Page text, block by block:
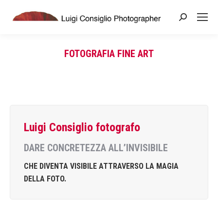
Search:
FOTOGRAFIA FINE ART
Luigi Consiglio fotografo
DARE CONCRETEZZA ALL’INVISIBILE
CHE DIVENTA VISIBILE ATTRAVERSO LA MAGIA
DELLA FOTO.